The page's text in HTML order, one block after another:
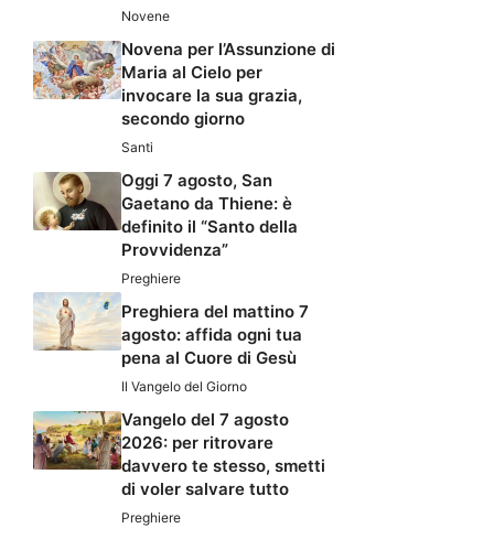
Novene
Novena per l’Assunzione di
Maria al Cielo per
invocare la sua grazia,
secondo giorno
Santi
Oggi 7 agosto, San
Gaetano da Thiene: è
definito il “Santo della
Provvidenza”
Preghiere
Preghiera del mattino 7
agosto: affida ogni tua
pena al Cuore di Gesù
Il Vangelo del Giorno
Vangelo del 7 agosto
2026: per ritrovare
davvero te stesso, smetti
di voler salvare tutto
Preghiere